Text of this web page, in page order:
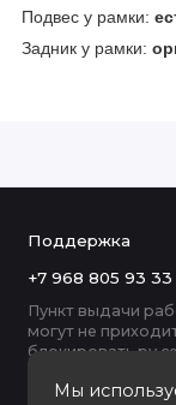
Подвес у рамки:
Задник у рамки:
Мы
Поддержка
+7 968 805 93 33
Пункт выдачи
могут не
блокировать ру